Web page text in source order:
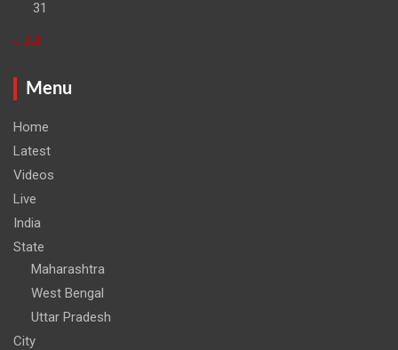
31
« Jul
Menu
Home
Latest
Videos
Live
India
State
Maharashtra
West Bengal
Uttar Pradesh
City